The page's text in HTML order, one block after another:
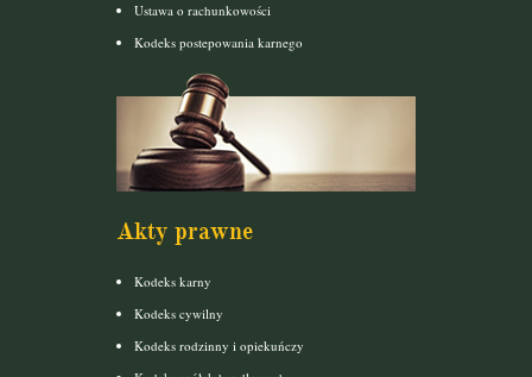
Ustawa o rachunkowości
Kodeks postepowania karnego
Akty prawne
Kodeks karny
Kodeks cywilny
Kodeks rodzinny i opiekuńczy